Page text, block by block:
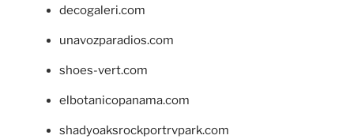
decogaleri.com
unavozparadios.com
shoes-vert.com
elbotanicopanama.com
shadyoaksrockportrvpark.com